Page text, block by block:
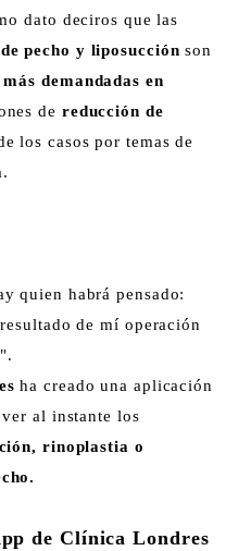
dato deciros que las
pecho y liposucciónson
demandadas en
de reducción de
los casos por temas de
quien habrá pensado:
de mí operación
ha creado una aplicación
al instante los
rinoplastia o
de Clínica Londres